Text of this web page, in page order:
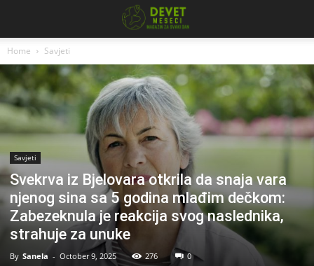
Home Savjeti
Savjeti
Svekrva iz Bjelovara otkrila da snaja vara
njenog sina sa 5 godina mlađim dečkom:
Zabezeknula je reakcija svog naslednika,
strahuje za unuke
By Sanela - October 9, 2025 276 0